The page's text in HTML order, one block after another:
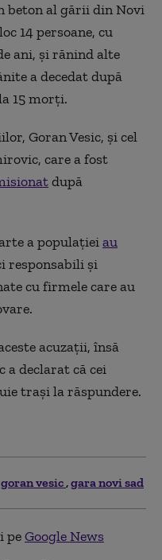
beton al gării din Novi
14 persoane, cu
ani, şi rănind alte
a decedat după
15 morţi.
Goran Vesic, şi cel
care a fost
după
a populaţieiau
responsabili şi
cu firmele care au
acuzaţii, însă
a declarat că cei
traşi la răspundere.
goran vesic gara novi sad
peGoogle News